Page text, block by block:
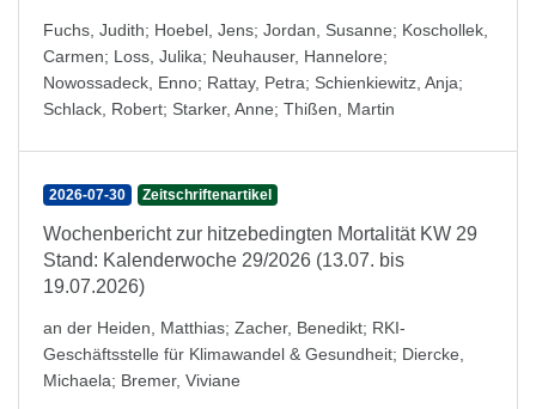
Fuchs, Judith; Hoebel, Jens; Jordan, Susanne; Koschollek,
Carmen; Loss, Julika; Neuhauser, Hannelore;
Nowossadeck, Enno; Rattay, Petra; Schienkiewitz, Anja;
Schlack, Robert; Starker, Anne; Thißen, Martin
2026-07-30 Zeitschriftenartikel
Wochenbericht zur hitzebedingten Mortalität KW 29
Stand: Kalenderwoche 29/2026 (13.07. bis
19.07.2026)
an der Heiden, Matthias; Zacher, Benedikt; RKI-
Geschäftsstelle für Klimawandel & Gesundheit; Diercke,
Michaela; Bremer, Viviane